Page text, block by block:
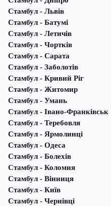
Стамбул - Львів
Стамбул - Батумі
Стамбул - Летичів
Стамбул - Чортків
Стамбул - Сарата
Стамбул - Заболотів
Стамбул - Кривий Ріг
Стамбул - Житомир
Стамбул - Умань
Стамбул - Івано-Франківськ
Стамбул - Теребовля
Стамбул - Ярмолинці
Стамбул - Одеса
Стамбул - Болехів
Стамбул - Коломия
Стамбул - Вінниця
Стамбул - Київ
Стамбул - Чернівці